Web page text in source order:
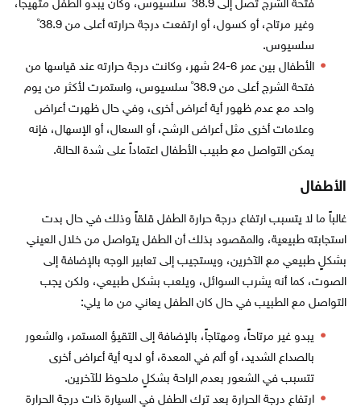
فتحة الشرج تصل إلى 38.9˚ سلسيوس، وكان يبدو الطفل متهيجاً،
وغير مرتاح، أو كسول، أو ارتفعت درجة حرارته أعلى من 38.9˚
سلسيوس.
الأطفال بين عمر 6-24 شهر، وكانت درجة حرارته عند قياسها من
فتحة الشرج أعلى من 38.9˚ سلسيوس، واستمرت لأكثر من يوم
واحد مع عدم ظهور أية أعراض أخرى، وفي حال ظهرت أعراض
وعلامات أخرى مثل أعراض الرشح، أو السعال، أو الإسهال، فإنه
يمكن التواصل مع طبيب الأطفال اعتماداً على شدة الحالة.
الأطفال
غالباً ما لا يتسبب ارتفاع درجة حرارة الطفل قلقاً وذلك في حال بدت
استجابته طبيعية، والمقصود بذلك أن الطفل يتواصل من خلال العيني
بشكلٍ طبيعي مع الآخرين، ويستجيب إلى تعابير الوجه بالإضافة إلى
الصوت، كما أنه يشرب السوائل، ويلعب بشكل طبيعي، ولكن يجب
التواصل مع الطبيب في حال كان الطفل يعاني من ما يلي:
يبدو غير مرتاحاً، ومهتاجاً، بالإضافة إلى التقيؤ المستمر، والشعور
بالصداع الشديد، أو ألم في المعدة، أو لديه أية أعراض أخرى
تتسبب في الشعور بعدم الراحة بشكلٍ ملحوظ للآخرين.
ارتفاع درجة الحرارة بعد ترك الطفل في السيارة ذات درجة الحرارة